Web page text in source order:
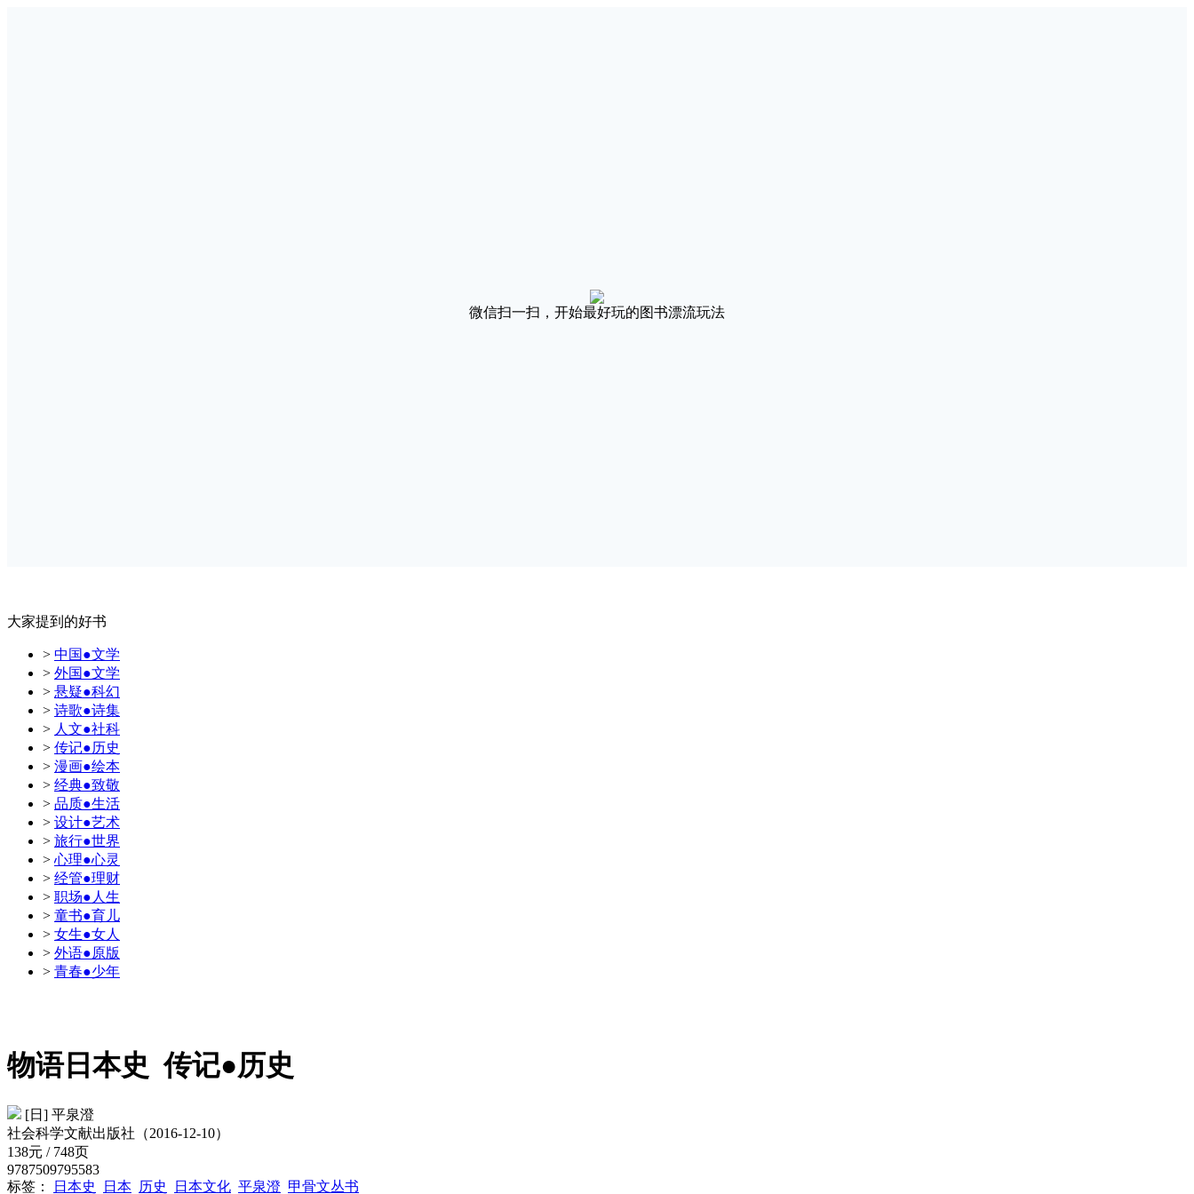
微信扫一扫，开始最好玩的图书漂流玩法
大家提到的好书
> 中国●文学
> 外国●文学
> 悬疑●科幻
> 诗歌●诗集
> 人文●社科
> 传记●历史
> 漫画●绘本
> 经典●致敬
> 品质●生活
> 设计●艺术
> 旅行●世界
> 心理●心灵
> 经管●理财
> 职场●人生
> 童书●育儿
> 女生●女人
> 外语●原版
> 青春●少年
物语日本史传记●历史
[日] 平泉澄
社会科学文献出版社（2016-12-10）
138元 / 748页
9787509795583
标签：
日本史 日本 历史 日本文化 平泉澄 甲骨文丛书